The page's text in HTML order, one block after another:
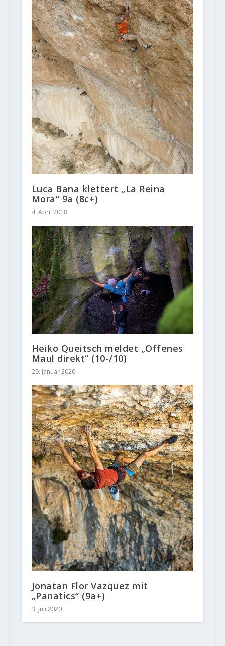
Luca Bana klettert „La Reina
Mora“ 9a (8c+)
4. April 2018
Heiko Queitsch meldet „Offenes
Maul direkt“ (10-/10)
29. Januar 2020
Jonatan Flor Vazquez mit
„Panatics“ (9a+)
3. Juli 2020